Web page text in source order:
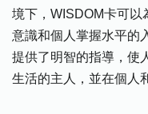
境下，WISDOM卡可以
意識和個人掌握水平的
提供了明智的指導，使
生活的主人，並在個人